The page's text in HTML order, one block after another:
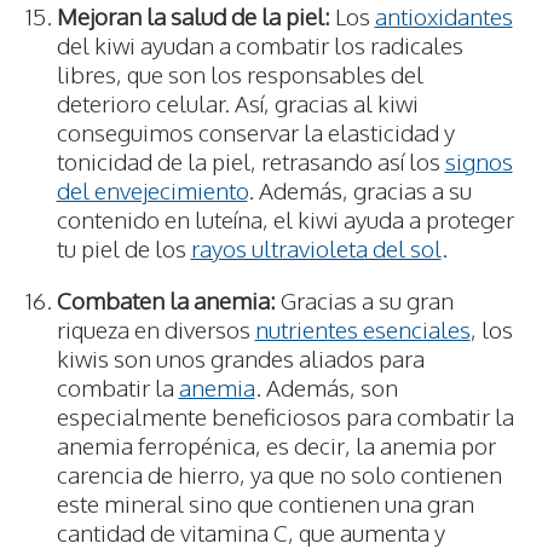
Mejoran la salud de la piel: Los antioxidantes
del kiwi ayudan a combatir los radicales
libres, que son los responsables del
deterioro celular. Así, gracias al kiwi
conseguimos conservar la elasticidad y
tonicidad de la piel, retrasando así los signos
del envejecimiento. Además, gracias a su
contenido en luteína, el kiwi ayuda a proteger
tu piel de los rayos ultravioleta del sol.
Combaten la anemia: Gracias a su gran
riqueza en diversos nutrientes esenciales, los
kiwis son unos grandes aliados para
combatir la anemia. Además, son
especialmente beneficiosos para combatir la
anemia ferropénica, es decir, la anemia por
carencia de hierro, ya que no solo contienen
este mineral sino que contienen una gran
cantidad de vitamina C, que aumenta y